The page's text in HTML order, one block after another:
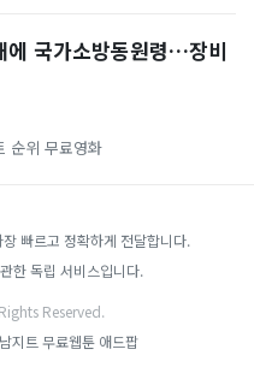
에 국가소방동원령…장비
순위 무료영화
빠르고 정확하게 전달합니다.
한 독립 서비스입니다.
Reserved.
남지트 무료웹툰 애드팝